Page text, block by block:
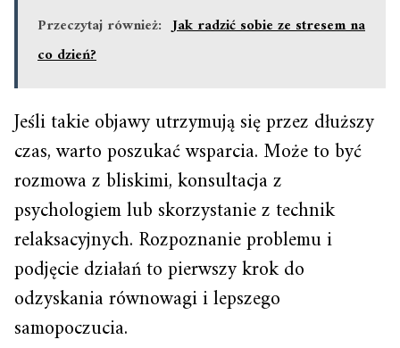
Przeczytaj również: Jak radzić sobie ze stresem na
co dzień?
Jeśli takie objawy utrzymują się przez dłuższy
czas, warto poszukać wsparcia. Może to być
rozmowa z bliskimi, konsultacja z
psychologiem lub skorzystanie z technik
relaksacyjnych. Rozpoznanie problemu i
podjęcie działań to pierwszy krok do
odzyskania równowagi i lepszego
samopoczucia.